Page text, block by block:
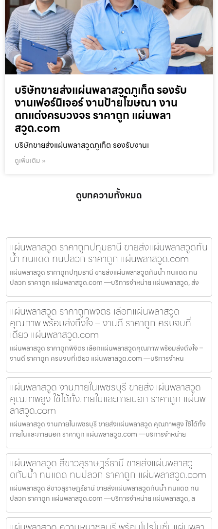
บริษัทขายส่งแผ่นพลาสวูดภูเก็ต รองรับ
งานเฟอร์นิเจอร์ งานป้ายโฆษณา งาน
ตกแต่งครบวงจร ราคาถูก แผ่นพลา
สวูด.com
บริษัทขายส่งแผ่นพลาสวูดภูเก็ต รองรับงานเ
ดูเพิ่มเติม »
ดูบทความทั้งหมด
แผ่นพลาสวูด ราคาถูกปทุมธานี ขายส่งแผ่นพลาสวูดกัน
น้ำ ทนแดด ทนปลวก ราคาถูก แผ่นพลาสวูด.com
แผ่นพลาสวูด ราคาถูกปทุมธานี ขายส่งแผ่นพลาสวูดกันน้ำ ทนแดด ทน
ปลวก ราคาถูก แผ่นพลาสวูด.com —บริการจำหน่าย แผ่นพลาสวูด, ส่ง
แผ่นพลาสวูด ราคาถูกพิจิตร เลือกแผ่นพลาสวูด
คุณภาพ พร้อมส่งถึงใจ – งานดี ราคาถูก ครบจบที่
เดียว แผ่นพลาสวูด.com
แผ่นพลาสวูด ราคาถูกพิจิตร เลือกแผ่นพลาสวูดคุณภาพ พร้อมส่งถึงใจ –
งานดี ราคาถูก ครบจบที่เดียว แผ่นพลาสวูด.com —บริการจำหน
แผ่นพลาสวูด งานภายในเพชรบุรี ขายส่งแผ่นพลาสวูด
คุณภาพสูง ใช้ได้ทั้งภายในและภายนอก ราคาถูก แผ่นพ
ลาสวูด.com
แผ่นพลาสวูด งานภายในเพชรบุรี ขายส่งแผ่นพลาสวูด คุณภาพสูง ใช้ได้ทั้ง
ภายในและภายนอก ราคาถูก แผ่นพลาสวูด.com —บริการจำหน่าย
แผ่นพลาสวูด สีขาวสุราษฎร์ธานี ขายส่งแผ่นพลาสวู
ดกันน้ำ ทนแดด ทนปลวก ราคาถูก แผ่นพลาสวูด.com
แผ่นพลาสวูด สีขาวสุราษฎร์ธานี ขายส่งแผ่นพลาสวูดกันน้ำ ทนแดด ทน
ปลวก ราคาถูก แผ่นพลาสวูด.com —บริการจำหน่าย แผ่นพลาสวูด, ส